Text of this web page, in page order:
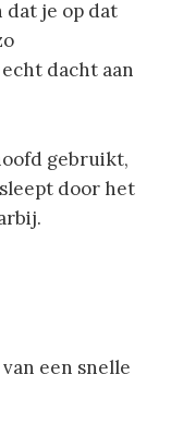
dat je op dat
dacht aan
gebruikt,
door het
een snelle